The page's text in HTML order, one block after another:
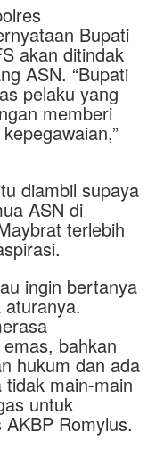
Bupati
akan ditindak
ASN. “Bupati
pelaku yang
memberi
diambil supaya
ASN di
terlebih
ingin bertanya
bahkan
hukum dan ada
main-main
untuk
Romylus.